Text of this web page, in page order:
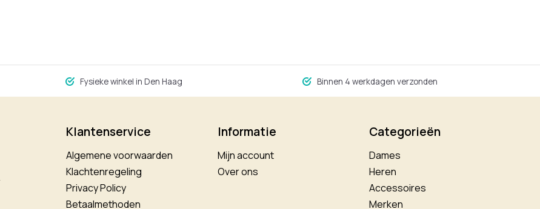
Fysieke winkel in Den Haag Binnen 4 werkdagen verzonden
Klantenservice
Algemene voorwaarden
Klachtenregeling
Privacy Policy
Betaalmethoden
Informatie
Mijn account
Over ons
Categorieën
Dames
Heren
Accessoires
Merken